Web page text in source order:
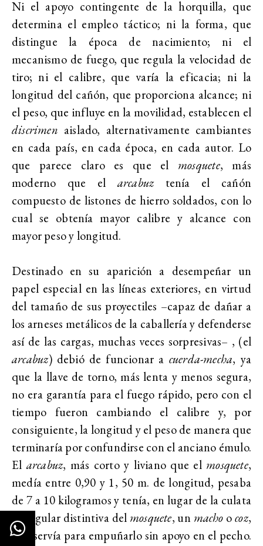
Ni el apoyo contingente de la horquilla, que
determina el empleo táctico; ni la forma, que
distingue la época de nacimiento; ni el
mecanismo de fuego, que regula la velocidad de
tiro; ni el calibre, que varía la eficacia; ni la
longitud del cañón, que proporciona alcance; ni
el peso, que influye en la movilidad, establecen el
discrimen aislado, alternativamente cambiantes
en cada país, en cada época, en cada autor. Lo
que parece claro es que el mosquete, más
moderno que el arcabuz tenía el cañón
compuesto de listones de hierro soldados, con lo
cual se obtenía mayor calibre y alcance con
mayor peso y longitud.
Destinado en su aparición a desempeñar un
papel especial en las líneas exteriores, en virtud
del tamaño de sus proyectiles –capaz de dañar a
los arneses metálicos de la caballería y defenderse
así de las cargas, muchas veces sorpresivas– , (el
arcabuz) debió de funcionar a cuerda-mecha, ya
que la llave de torno, más lenta y menos segura,
no era garantía para el fuego rápido, pero con el
tiempo fueron cambiando el calibre y, por
consiguiente, la longitud y el peso de manera que
terminaría por confundirse con el anciano émulo.
El arcabuz, más corto y liviano que el mosquete,
medía entre 0,90 y 1, 50 m. de longitud, pesaba
de 7 a 10 kilogramos y tenía, en lugar de la culata
triangular distintiva del mosquete, un macho ocoz,
que servía para empuñarlo sin apoyo en el pecho.